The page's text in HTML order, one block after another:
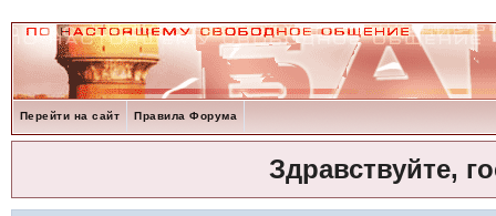
Перейти на сайт Правила Форума
Здравствуйте,